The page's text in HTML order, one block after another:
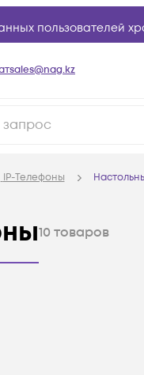
пользователей
sales@nag.kz
IP-Телефоны
10 товаров